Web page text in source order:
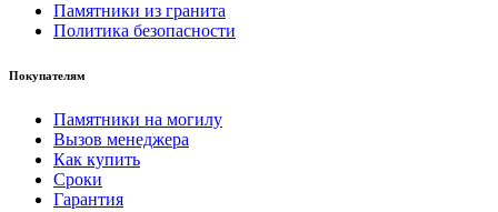
Памятники из гранита
Политика безопасности
Покупателям
Памятники на могилу
Вызов менеджера
Как купить
Сроки
Гарантия